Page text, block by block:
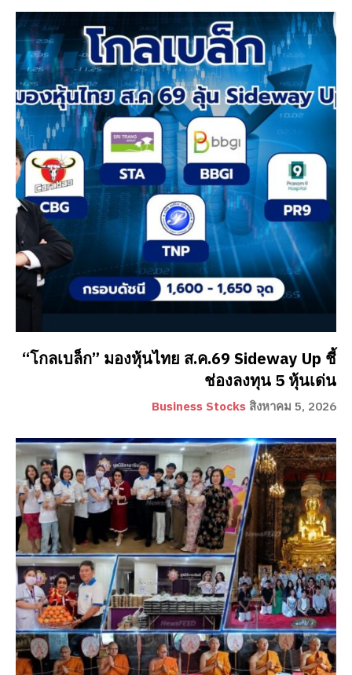
“โกลเบล็ก” มองหุ้นไทย ส.ค.69 Sideway Up ชี้
ช่องลงทุน 5 หุ้นเด่น
Business Stocks สิงหาคม 5, 2026